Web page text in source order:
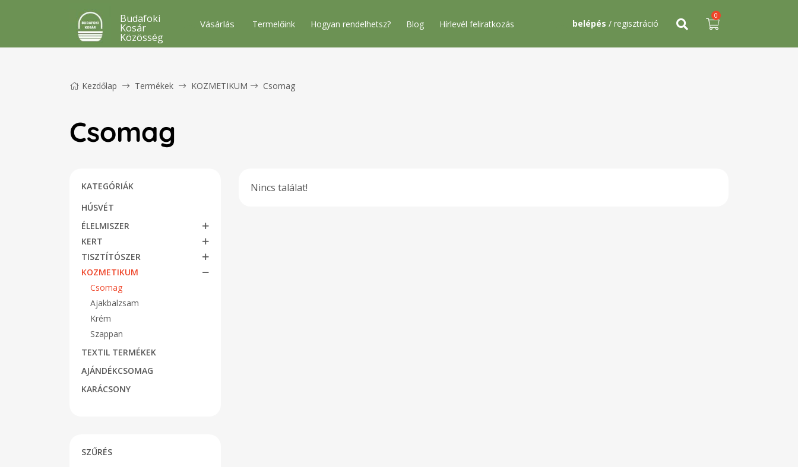
Budafoki
Kosár
Közösség
Vásárlás Termelőink Hogyan rendelhetsz? Blog Hírlevél feliratkozás belépés / regisztráció
0
Kezdőlap Termékek KOZMETIKUM Csomag
Csomag
KATEGÓRIÁK
HÚSVÉT
ÉLELMISZER
KERT
TISZTÍTÓSZER
KOZMETIKUM
Csomag
Ajakbalzsam
Krém
Szappan
TEXTIL TERMÉKEK
AJÁNDÉKCSOMAG
KARÁCSONY
SZŰRÉS
Nincs találat!